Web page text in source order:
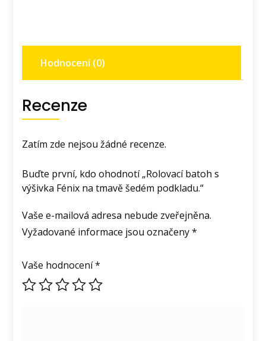
podkladu.
množství
Hodnocení (0)
Recenze
Zatím zde nejsou žádné recenze.
Buďte první, kdo ohodnotí „Rolovací batoh s
výšivka Fénix na tmavě šedém podkladu.“
Vaše e-mailová adresa nebude zveřejněna.
Vyžadované informace jsou označeny*
Vaše hodnocení*